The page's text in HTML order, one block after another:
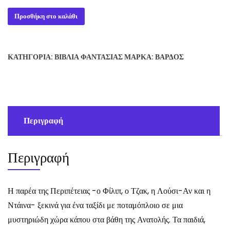
ΠΕΡΙΠΕΤΕΙΑ
ΣΤΟ
ENID
Προσθήκη στο καλάθι
ΚΑΤΗΓΟΡΊΑ: ΒΙΒΛΊΑ ΦΑΝΤΑΣΊΑΣΜΆΡΚΑ: ΒΆΡΔΟΣ
Περιγραφή
Περιγραφή
Η παρέα της Περιπέτειας -ο Φίλιπ, ο Τζακ, η Λούσι-Αν και η
Ντάινα- ξεκινά για ένα ταξίδι με ποταμόπλοιο σε μια
μυστηριώδη χώρα κάπου στα βάθη της Ανατολής. Τα παιδιά,